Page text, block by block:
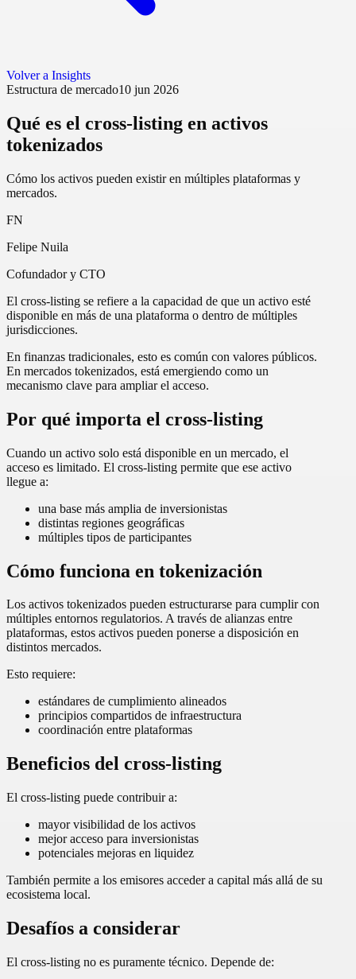
Volver a Insights
Estructura de mercado10 jun 2026
Qué es el cross-listing en activos
tokenizados
Cómo los activos pueden existir en múltiples plataformas y
mercados.
FN
Felipe Nuila
Cofundador y CTO
El cross-listing se refiere a la capacidad de que un activo esté
disponible en más de una plataforma o dentro de múltiples
jurisdicciones.
En finanzas tradicionales, esto es común con valores públicos.
En mercados tokenizados, está emergiendo como un
mecanismo clave para ampliar el acceso.
Por qué importa el cross-listing
Cuando un activo solo está disponible en un mercado, el
acceso es limitado. El cross-listing permite que ese activo
llegue a:
una base más amplia de inversionistas
distintas regiones geográficas
múltiples tipos de participantes
Cómo funciona en tokenización
Los activos tokenizados pueden estructurarse para cumplir con
múltiples entornos regulatorios. A través de alianzas entre
plataformas, estos activos pueden ponerse a disposición en
distintos mercados.
Esto requiere:
estándares de cumplimiento alineados
principios compartidos de infraestructura
coordinación entre plataformas
Beneficios del cross-listing
El cross-listing puede contribuir a:
mayor visibilidad de los activos
mejor acceso para inversionistas
potenciales mejoras en liquidez
También permite a los emisores acceder a capital más allá de su
ecosistema local.
Desafíos a considerar
El cross-listing no es puramente técnico. Depende de: